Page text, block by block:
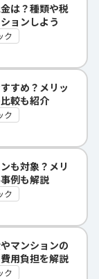
は？種類や税
ョンしよう
ク
すめ？メリッ
較も紹介
ク
も対象？メリ
例も解説
ク
マンションの
用負担を解説
ク